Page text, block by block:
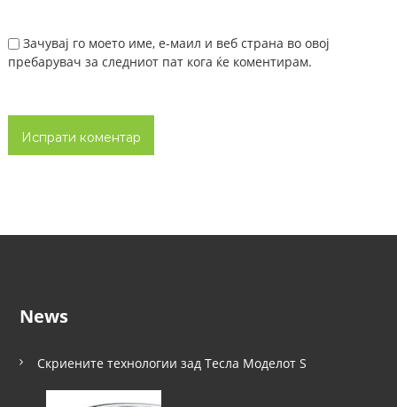
Зачувај го моето име, е-маил и веб страна во овој
пребарувач за следниот пат кога ќе коментирам.
News
Скриените технологии зад Тесла Моделот S